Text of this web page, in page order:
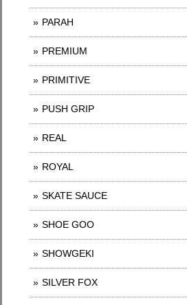
PARAH
PREMIUM
PRIMITIVE
PUSH GRIP
REAL
ROYAL
SKATE SAUCE
SHOE GOO
SHOWGEKI
SILVER FOX